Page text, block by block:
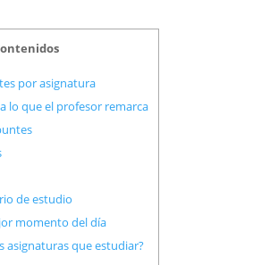
por asignatura
lo que el profesor remarca
de estudio
momento del día
asignaturas que estudiar?